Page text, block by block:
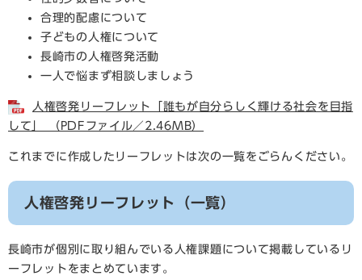
合理的配慮について
子どもの人権について
長崎市の人権啓発活動
一人で悩まず相談しましょう
人権啓発リーフレット「誰もが自分らしく輝ける社会を目指
して」 （PDFファイル／2.46MB）
これまでに作成したリーフレットは次の一覧をごらんください。
人権啓発リーフレット（一覧）
長崎市が個別に取り組んでいる人権課題について掲載しているリ
ーフレットをまとめています。